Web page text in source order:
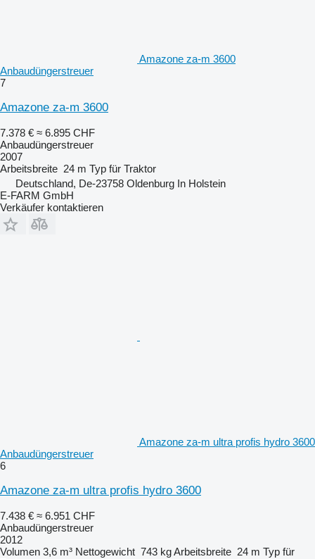
Amazone za-m 3600
Anbaudüngerstreuer
7
Amazone za-m 3600
7.378 € ≈ 6.895 CHF
Anbaudüngerstreuer
2007
Arbeitsbreite 24 m Typ für Traktor
Deutschland, De-23758 Oldenburg In Holstein
E-FARM GmbH
Verkäufer kontaktieren
Amazone za-m ultra profis hydro 3600
Anbaudüngerstreuer
6
Amazone za-m ultra profis hydro 3600
7.438 € ≈ 6.951 CHF
Anbaudüngerstreuer
2012
Volumen 3,6 m³ Nettogewicht 743 kgArbeitsbreite 24 m Typ für